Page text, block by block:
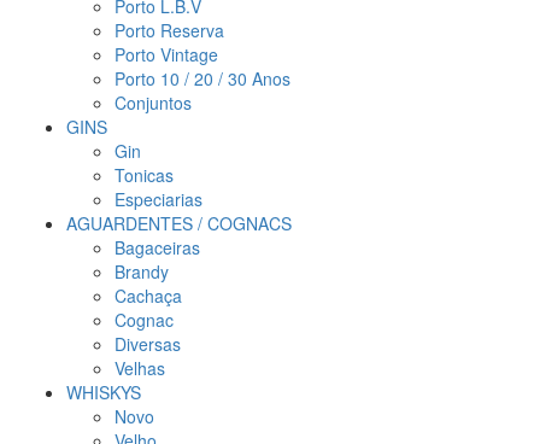
Porto L.B.V
Porto Reserva
Porto Vintage
Porto 10 / 20 / 30 Anos
Conjuntos
GINS
Gin
Tonicas
Especiarias
AGUARDENTES / COGNACS
Bagaceiras
Brandy
Cachaça
Cognac
Diversas
Velhas
WHISKYS
Novo